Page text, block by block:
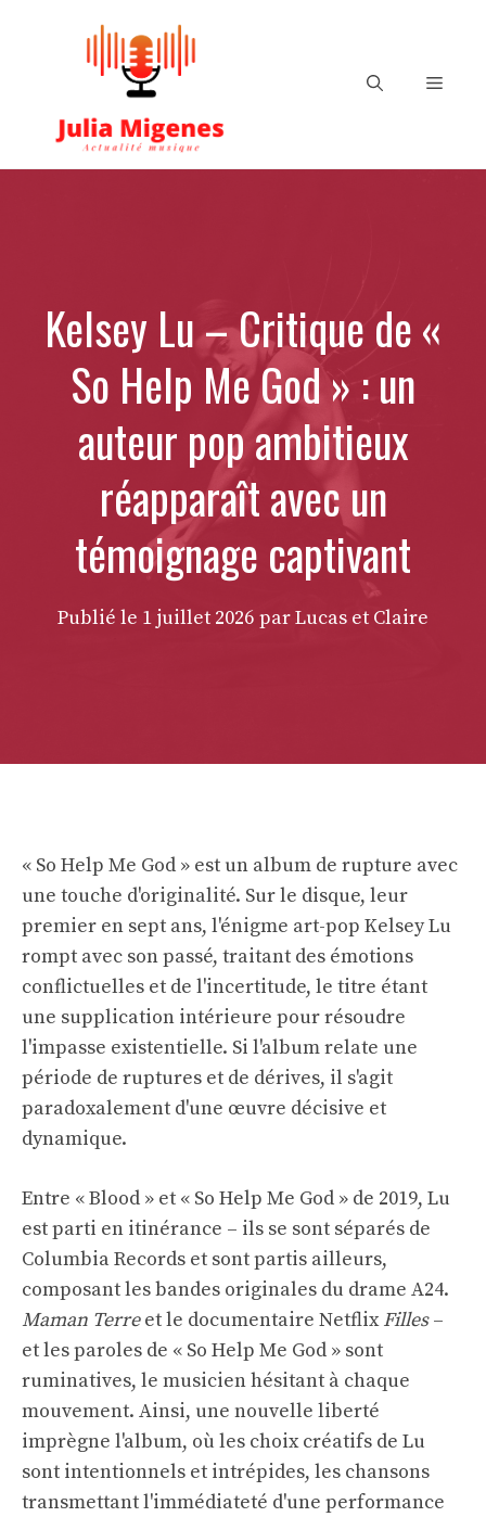
Menu
Kelsey Lu – Critique de «
So Help Me God » : un
auteur pop ambitieux
réapparaît avec un
témoignage captivant
Publié le 1 juillet 2026 par Lucas et Claire
« So Help Me God » est un album de rupture avec
une touche d'originalité. Sur le disque, leur
premier en sept ans, l'énigme art-pop Kelsey Lu
rompt avec son passé, traitant des émotions
conflictuelles et de l'incertitude, le titre étant
une supplication intérieure pour résoudre
l'impasse existentielle. Si l'album relate une
période de ruptures et de dérives, il s'agit
paradoxalement d'une œuvre décisive et
dynamique.
Entre « Blood » et « So Help Me God » de 2019, Lu
est parti en itinérance – ils se sont séparés de
Columbia Records et sont partis ailleurs,
composant les bandes originales du drame A24.
Maman Terreet le documentaire NetflixFilles–
et les paroles de « So Help Me God » sont
ruminatives, le musicien hésitant à chaque
mouvement. Ainsi, une nouvelle liberté
imprègne l'album, où les choix créatifs de Lu
sont intentionnels et intrépides, les chansons
transmettant l'immédiateté d'une performance